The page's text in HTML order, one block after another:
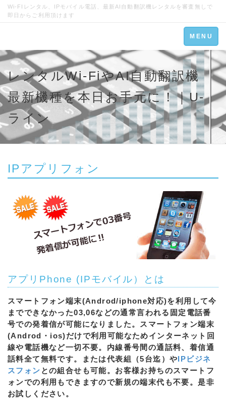
Wi-FIレンタル、IPモバイル電話、最新AI自動翻訳機レンタルを審査無しで
即日からご利用頂けます
Toggle
navigation
MENU
レンタルWi-FiやAI自動翻訳機
最新機種を本日お手元に！｜U-
ライン
IPアプリフォン
アプリPhone (IPモバイル）とは
スマートフォン端末(Androd/iphone対応)を利用して今
までできなかった03,06などの通常言われる固定電話番
号での発着信が可能になりました。スマートフォン端末
(Androd・ios)だけで利用可能なためインターネット回
線や電話機など一切不要。内線番号間の通話料、着信通
話料全て無料です。または代表組（5台迄）やIPビジネ
スフォン との組合せも可能。お客様お持ちのスマートフ
ォンでの利用もできますので新規の端末代も不要。是非
お試しください。